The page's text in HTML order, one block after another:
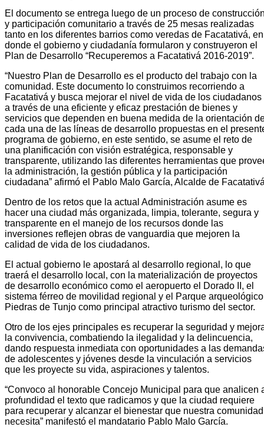
El documento se entrega luego de un proceso de
y participación comunitario a través de 25 mesas realizadas
tanto en los diferentes barrios como veredas de Facatativá, en
donde el gobierno y ciudadanía formularon y construyeron el
Plan de Desarrollo “Recuperemos a Facatativá 2016-2019”.
“Nuestro Plan de Desarrollo es el producto del trabajo con la
comunidad. Este documento lo construimos recorriendo a
Facatativá y busca mejorar el nivel de vida de los ciudadanos
a través de una eficiente y eficaz prestación de bienes y
servicios que dependen en buena medida de la orientación
cada una de las líneas de desarrollo propuestas en el
programa de gobierno, en este sentido, se asume el reto de
una planificación con visión estratégica, responsable y
transparente, utilizando las diferentes herramientas que
la administración, la gestión pública y la participación
ciudadana” afirmó el Pablo Malo García, Alcalde de
Dentro de los retos que la actual Administración asume es
hacer una ciudad más organizada, limpia, tolerante, segura y
transparente en el manejo de los recursos donde las
inversiones reflejen obras de vanguardia que mejoren la
calidad de vida de los ciudadanos.
El actual gobierno le apostará al desarrollo regional, lo que
traerá el desarrollo local, con la materialización de proyectos
de desarrollo económico como el aeropuerto el Dorado II, el
sistema férreo de movilidad regional y el Parque arqueológico
Piedras de Tunjo como principal atractivo turismo del sector.
Otro de los ejes principales es recuperar la seguridad y
la convivencia, combatiendo la ilegalidad y la delincuencia,
dando respuesta inmediata con oportunidades a las
de adolescentes y jóvenes desde la vinculación a servicios
que les proyecte su vida, aspiraciones y talentos.
“Convoco al honorable Concejo Municipal para que analicen
profundidad el texto que radicamos y que la ciudad requiere
para recuperar y alcanzar el bienestar que nuestra comunidad
necesita” manifestó el mandatario Pablo Malo García.